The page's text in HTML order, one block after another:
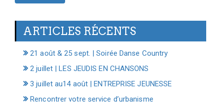
ARTICLES RÉCENTS
21 août & 25 sept. | Soirée Danse Country
2 juillet | LES JEUDIS EN CHANSONS
3 juillet au14 août | ENTREPRISE JEUNESSE
Rencontrer votre service d’urbanisme